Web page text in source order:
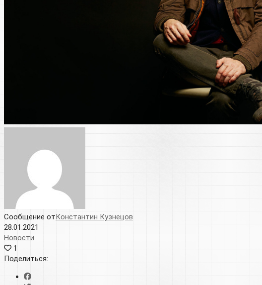
Сообщение отКонстантин Кузнецов
28.01.2021
Новости
1
Поделиться: